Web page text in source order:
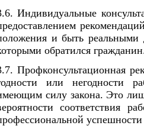
Индивидуальные
и быть
обратился
Профконсультационная
или негодности
силу закона. Это
соответствия
успешности